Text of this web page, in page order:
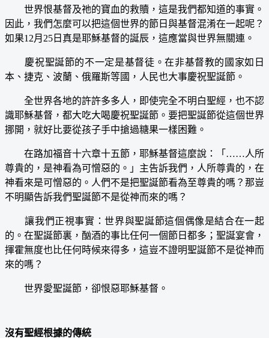
世界恨基督及祂的寶血的救贖，這是我們都知道的事實。
因此，我們怎麼可以把這個世界的節日與基督混淆在一起呢？
如果12月25日真是耶穌基督的誕辰，這應當與世界無關連。
慶祝聖誕節的不一定是基督徒。在非基督教的國家如日
本、捷克、波蘭、俄羅斯等國，人民也大事慶祝聖誕節。
全世界各地的許許多多人，即使完全不明白聖經，也不認
識耶穌基督，都大吃大喝慶祝聖誕節。要把聖誕節從這個世界
挪開，就好比要從孩子手中搶過糖果一樣困難。
在路加福音十六章十五節，耶穌基督這麼說：「……人所
尊貴的，是神看為可憎惡的。」主告訴我們，人所尊貴的，在
神看來是可憎惡的。人們不是把聖誕節看為至尊貴的嗎？那豈
不明顯告訴我們聖誕節不是從神而來的嗎？
讓我們正視事實：世界與聖誕節這個偶像是結合在一起
的。在聖誕節裏，酗酒的事比任何一個節日都多；聖誕宴會，
揮霍無度也比任何時候來得多，這豈不證明聖誕節不是從神而
來的嗎？
世界愛聖誕節，卻恨惡耶穌基督。
沒有聖經根據的傳統